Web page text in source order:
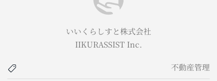
いいくらしすと株式会社
IIKURASSIST Inc.
不動産管理